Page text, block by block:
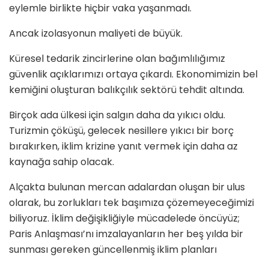
eylemle birlikte hiçbir vaka yaşanmadı.
Ancak izolasyonun maliyeti de büyük.
Küresel tedarik zincirlerine olan bağımlılığımız
güvenlik açıklarımızı ortaya çıkardı. Ekonomimizin bel
kemiğini oluşturan balıkçılık sektörü tehdit altında.
Birçok ada ülkesi için salgın daha da yıkıcı oldu.
Turizmin çöküşü, gelecek nesillere yıkıcı bir borç
bırakırken, iklim krizine yanıt vermek için daha az
kaynağa sahip olacak.
Alçakta bulunan mercan adalardan oluşan bir ulus
olarak, bu zorlukları tek başımıza çözemeyeceğimizi
biliyoruz. İklim değişikliğiyle mücadelede öncüyüz;
Paris Anlaşması’nı imzalayanların her beş yılda bir
sunması gereken güncellenmiş iklim planları